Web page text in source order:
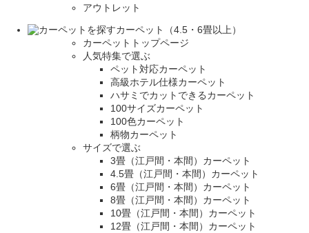
アウトレット
カーペット（4.5・6畳以上）
カーペットトップページ
人気特集で選ぶ
ペット対応カーペット
高級ホテル仕様カーペット
ハサミでカットできるカーペット
100サイズカーペット
100色カーペット
柄物カーペット
サイズで選ぶ
3畳（江戸間・本間）カーペット
4.5畳（江戸間・本間）カーペット
6畳（江戸間・本間）カーペット
8畳（江戸間・本間）カーペット
10畳（江戸間・本間）カーペット
12畳（江戸間・本間）カーペット